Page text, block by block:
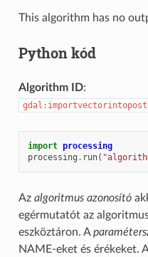
This algorithm has no
Python kód
Algorithm ID:
import processing
processing . run(
Az algoritmus azonosító
egérmutatót az
eszköztáron. A
NAME-eket és érékeket.